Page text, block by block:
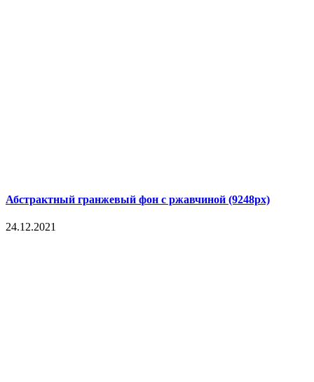
Абстрактный гранжевый фон с ржавчиной (9248px)
24.12.2021